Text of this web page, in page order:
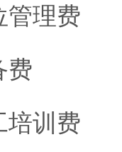
管理费
费
培训费